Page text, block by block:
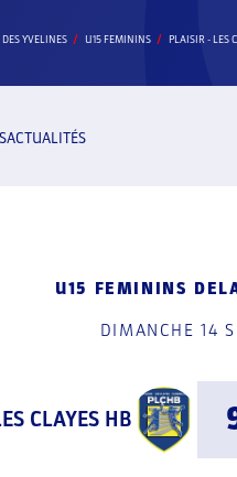
YVELINES U15 FEMININS PLAISIR - LES
ACTUALITÉS
U15 FEMININS
DIMANCHE 14
CLAYES HB